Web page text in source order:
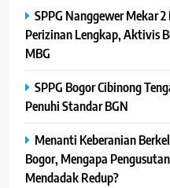
SPPG Nanggewer Mekar
Perizinan Lengkap, Aktivis
MBG
SPPG Bogor Cibinong
Penuhi Standar BGN
Menanti Keberanian
Bogor, Mengapa
Mendadak Redup?